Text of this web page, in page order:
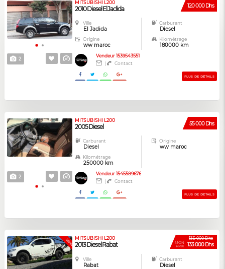
2
120 000 Dhs
MITSUBISHI L200
2010 Diesel El Jadida
Ville
El Jadida
Carburant
Diesel
Origine
ww maroc
Kilométrage
180000 km
Vendeur 1539543551
|
Contact
PLUS DE DÉTAILS
2
55 000 Dhs
MITSUBISHI L200
2005 Diesel
Carburant
Diesel
Origine
ww maroc
Kilométrage
250000 km
Vendeur 1545589676
|
Contact
PLUS DE DÉTAILS
VENDUE 135 000 Dhs
MON
PRIX 133 000 Dhs
MITSUBISHI L200
2013 Diesel Rabat
Ville
Rabat
Carburant
Diesel